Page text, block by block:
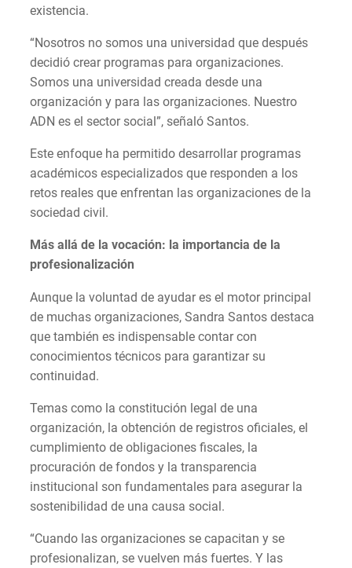
existencia.
“Nosotros no somos una universidad que después
decidió crear programas para organizaciones.
Somos una universidad creada desde una
organización y para las organizaciones. Nuestro
ADN es el sector social”, señaló Santos.
Este enfoque ha permitido desarrollar programas
académicos especializados que responden a los
retos reales que enfrentan las organizaciones de la
sociedad civil.
Más allá de la vocación: la importancia de la
profesionalización
Aunque la voluntad de ayudar es el motor principal
de muchas organizaciones, Sandra Santos destaca
que también es indispensable contar con
conocimientos técnicos para garantizar su
continuidad.
Temas como la constitución legal de una
organización, la obtención de registros oficiales, el
cumplimiento de obligaciones fiscales, la
procuración de fondos y la transparencia
institucional son fundamentales para asegurar la
sostenibilidad de una causa social.
“Cuando las organizaciones se capacitan y se
profesionalizan, se vuelven más fuertes. Y las